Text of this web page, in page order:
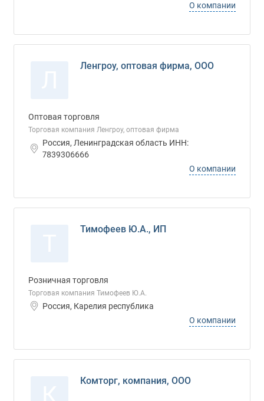
О компании
Ленгроу, оптовая фирма, ООО
Оптовая торговля
Торговая компания Ленгроу, оптовая фирма
Россия, Ленинградская область ИНН:
7839306666
О компании
Тимофеев Ю.А., ИП
Розничная торговля
Торговая компания Тимофеев Ю.А.
Россия, Карелия республика
О компании
Комторг, компания, ООО